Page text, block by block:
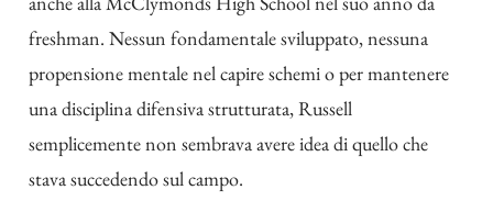
freshman. Nessun fondamentale sviluppato, nessuna
propensione mentale nel capire schemi o per mantenere
una disciplina difensiva strutturata, Russell
semplicemente non sembrava avere idea di quello che
stava succedendo sul campo.